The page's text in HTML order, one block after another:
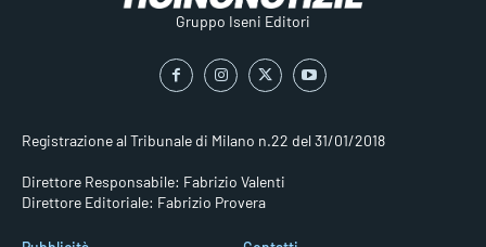
Gruppo Iseni Editori
Registrazione al Tribunale di Milano n.22 del 31/01/2018
Direttore Responsabile: Fabrizio Valenti
Direttore Editoriale: Fabrizio Provera